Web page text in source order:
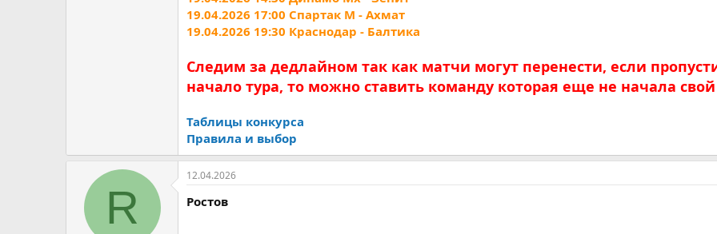
19.04.2026 17:00 Спартак М - Ахмат
19.04.2026 19:30 Краснодар - Балтика
Следим за дедлайном так как матчи могут перенести, если
начало тура, то можно ставить команду которая еще не начала
Таблицы конкурса
Правила и выбор
R
12.04.2026
Ростов